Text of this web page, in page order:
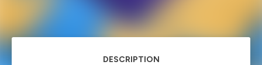
DESCRIPTION